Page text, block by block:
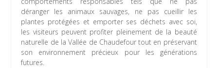
déranger les animaux sauvages, ne pas cueillir les
plantes protégées et emporter ses déchets avec soi,
les visiteurs peuvent profiter pleinement de la beauté
naturelle de la Vallée de Chaudefour tout en préservant
son environnement précieux pour les générations
futures.